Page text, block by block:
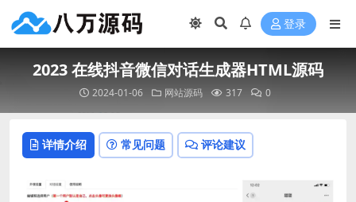
登录
2023 在线抖音微信对话生成器HTML源码
2024-01-06 网站源码 317 0
详情介绍 常见问题 评论建议